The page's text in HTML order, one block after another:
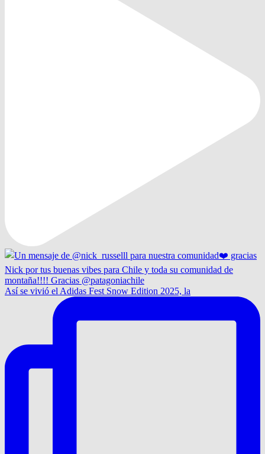
Así se vivió el Adidas Fest Snow Edition 2025, la